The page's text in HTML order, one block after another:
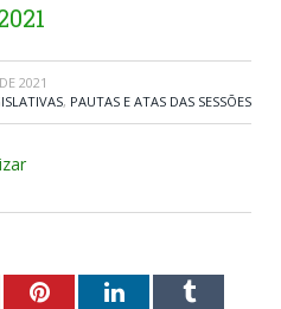
2021
, PAUTAS E ATAS DAS SESSÕES
PinterestLinkedInTumblr